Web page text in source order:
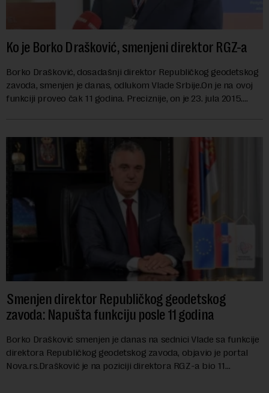
Ko je Borko Drašković, smenjeni direktor RGZ-a
Borko Drašković, dosadašnji direktor Republičkog geodetskog
zavoda, smenjen je danas, odlukom Vlade Srbije.On je na ovoj
funkciji proveo čak 11 godina. Preciznije, on je 23. jula 2015.
Smenjen direktor Republičkog geodetskog
zavoda: Napušta funkciju posle 11 godina
Borko Drašković smenjen je danas na sednici Vlade sa funkcije
direktora Republičkog geodetskog zavoda, objavio je portal
Nova.rs.Drašković je na poziciji direktora RGZ-a bio 11